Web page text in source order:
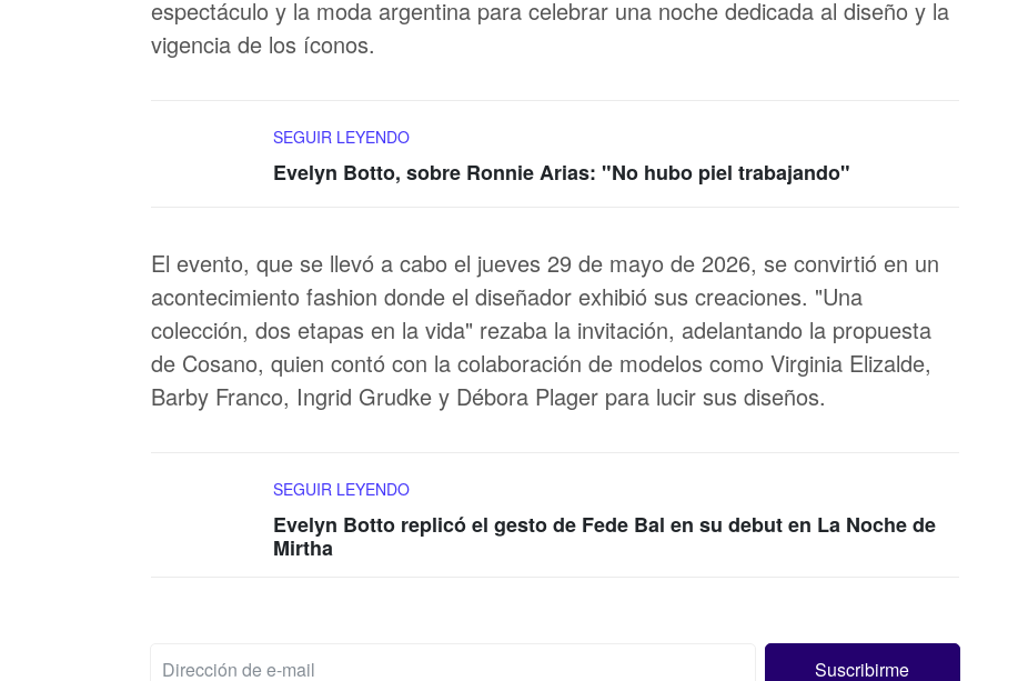
espectáculo y la moda argentina para celebrar una noche dedicada al diseño y la
vigencia de los íconos.
SEGUIR LEYENDO
Evelyn Botto, sobre Ronnie Arias: "No hubo piel trabajando"
El evento, que se llevó a cabo el jueves 29 de mayo de 2026, se convirtió en un
acontecimiento fashion donde el diseñador exhibió sus creaciones. "Una
colección, dos etapas en la vida" rezaba la invitación, adelantando la propuesta
de Cosano, quien contó con la colaboración de modelos como Virginia Elizalde,
Barby Franco, Ingrid Grudke y Débora Plager para lucir sus diseños.
SEGUIR LEYENDO
Evelyn Botto replicó el gesto de Fede Bal en su debut en La Noche de
Mirtha